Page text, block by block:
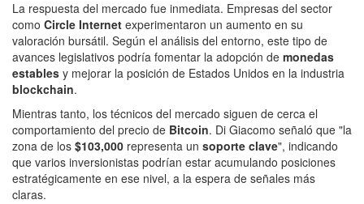
La respuesta del mercado fue inmediata. Empresas del sector
como Circle Internet experimentaron un aumento en su
valoración bursátil. Según el análisis del entorno, este tipo de
avances legislativos podría fomentar la adopción de monedas
estables y mejorar la posición de Estados Unidos en la industria
blockchain.
Mientras tanto, los técnicos del mercado siguen de cerca el
comportamiento del precio de Bitcoin. Di Giacomo señaló que "la
zona de los $103,000 representa un soporte clave", indicando
que varios inversionistas podrían estar acumulando posiciones
estratégicamente en ese nivel, a la espera de señales más
claras.